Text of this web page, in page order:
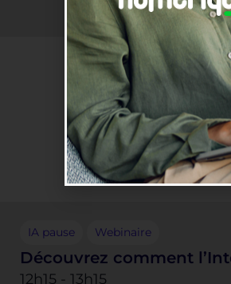
IA pause Webinaire
Découvrez comment
12h15 - 13h15